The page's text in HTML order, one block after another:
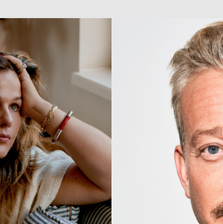
Interieur Club Podcast neemt
interieurontwerper Robin Sluijzer
(Studio Sluijzer) ons mee naar een...